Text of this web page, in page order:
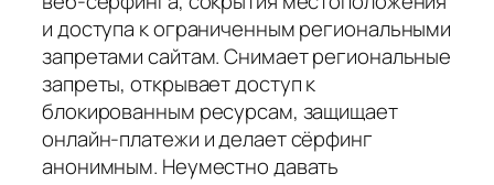
и доступа к ограниченным региональными
запретами сайтам. Снимает региональные
запреты, открывает доступ к
блокированным ресурсам, защищает
онлайн-платежи и делает сёрфинг
анонимным. Неуместно давать